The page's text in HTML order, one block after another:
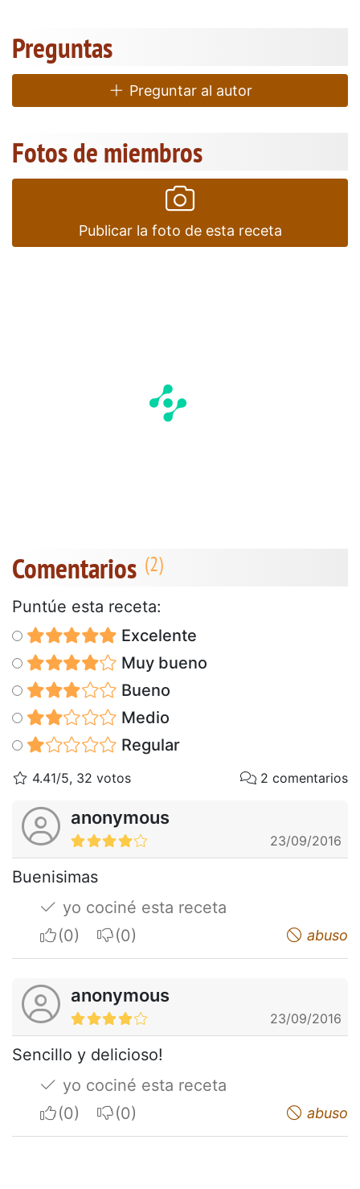
Preguntas
Preguntar al autor
Fotos de miembros
Publicar la foto de esta receta
Comentarios
Puntúe esta receta:
Excelente
Muy bueno
Bueno
Medio
Regular
4.41/5, 32 votos 2 comentarios
anonymous
23/09/2016
Buenisimas
yo cociné esta receta
I apreciateI do not appreciate abuso
anonymous
23/09/2016
Sencillo y delicioso!
yo cociné esta receta
I apreciateI do not appreciate abuso